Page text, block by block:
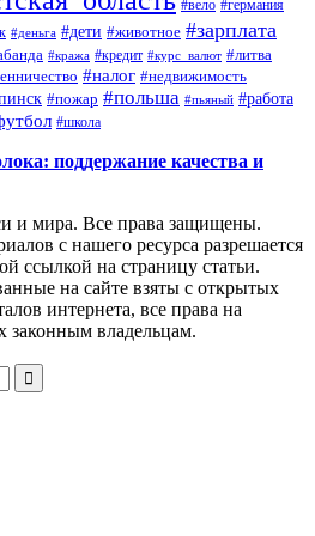
#вело #германия
#деньга #дети #животное #зарплата
#кража #кредит #курс_валют #литва
#налог #недвижимость
#пожар #польша #пьяный #работа
#школа
поддержание качества и
и мира. Все права защищены.
с нашего ресурса разрешается
ссылкой на страницу статьи.
на сайте взяты с открытых
интернета, все права на
законным владельцам.